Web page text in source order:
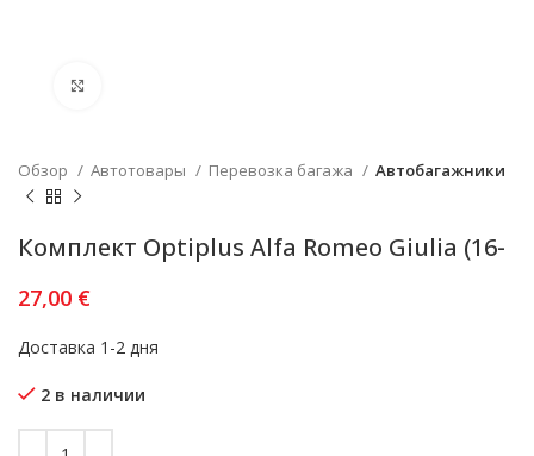
Обзор Автотовары Перевозка багажа Автобагажники
Комплект Optiplus Alfa Romeo Giulia (16-
27,00 €
Доставка 1-2 дня
2 в наличии